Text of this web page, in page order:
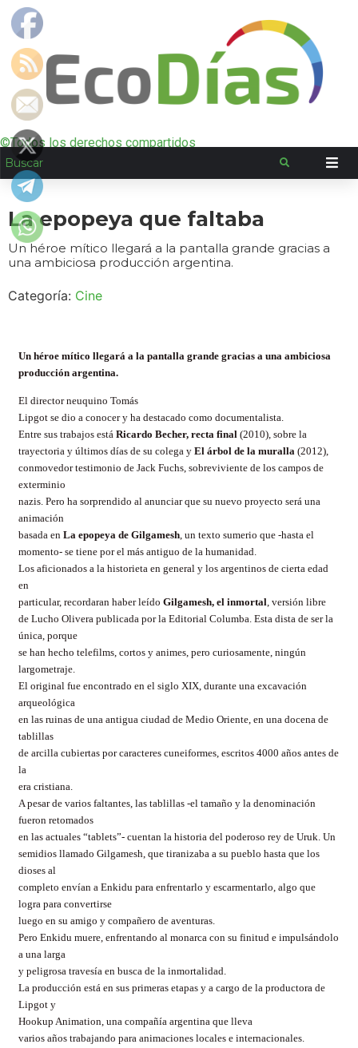
©Todos los derechos compartidos
La epopeya que faltaba
Un héroe mítico llegará a la pantalla grande gracias a
una ambiciosa producción argentina.
Categoría: Cine
Un héroe mítico llegará a la pantalla grande gracias a una ambiciosa
producción argentina.
El director neuquino Tomás
Lipgot se dio a conocer y ha destacado como documentalista.
Entre sus trabajos está Ricardo Becher, recta final (2010), sobre la
trayectoria y últimos días de su colega y El árbol de la muralla (2012),
conmovedor testimonio de Jack Fuchs, sobreviviente de los campos de
exterminio
nazis. Pero ha sorprendido al anunciar que su nuevo proyecto será una
animación
basada en La epopeya de Gilgamesh, un texto sumerio que -hasta el
momento- se tiene por el más antiguo de la humanidad.
Los aficionados a la historieta en general y los argentinos de cierta edad
en
particular, recordaran haber leído Gilgamesh, el inmortal, versión libre
de Lucho Olivera publicada porla Editorial Columba. Esta dista de ser la
única, porque
se han hecho telefilms, cortos y animes, pero curiosamente, ningún
largometraje.
El original fue encontrado en el siglo XIX, durante una excavación
arqueológica
en las ruinas de una antigua ciudad de Medio Oriente, en una docena de
tablillas
de arcilla cubiertas por caracteres cuneiformes, escritos 4000 años antes de
la
era cristiana.
A pesar de varios faltantes, las tablillas -el tamaño y la denominación
fueron retomados
en las actuales “tablets”- cuentan la historia del poderoso rey de Uruk. Un
semidios llamado Gilgamesh, que tiranizaba a su pueblo hasta que los
dioses al
completo envían a Enkidu para enfrentarlo y escarmentarlo, algo que
logra para convertirse
luego en su amigo y compañero de aventuras.
Pero Enkidu muere, enfrentando al monarca con su finitud e impulsándolo
a una larga
y peligrosa travesía en busca de la inmortalidad.
La producción está en sus primeras etapas y a cargo de la productora de
Lipgot y
Hookup Animation, una compañía argentina que lleva
varios años trabajando para animaciones locales e internacionales.